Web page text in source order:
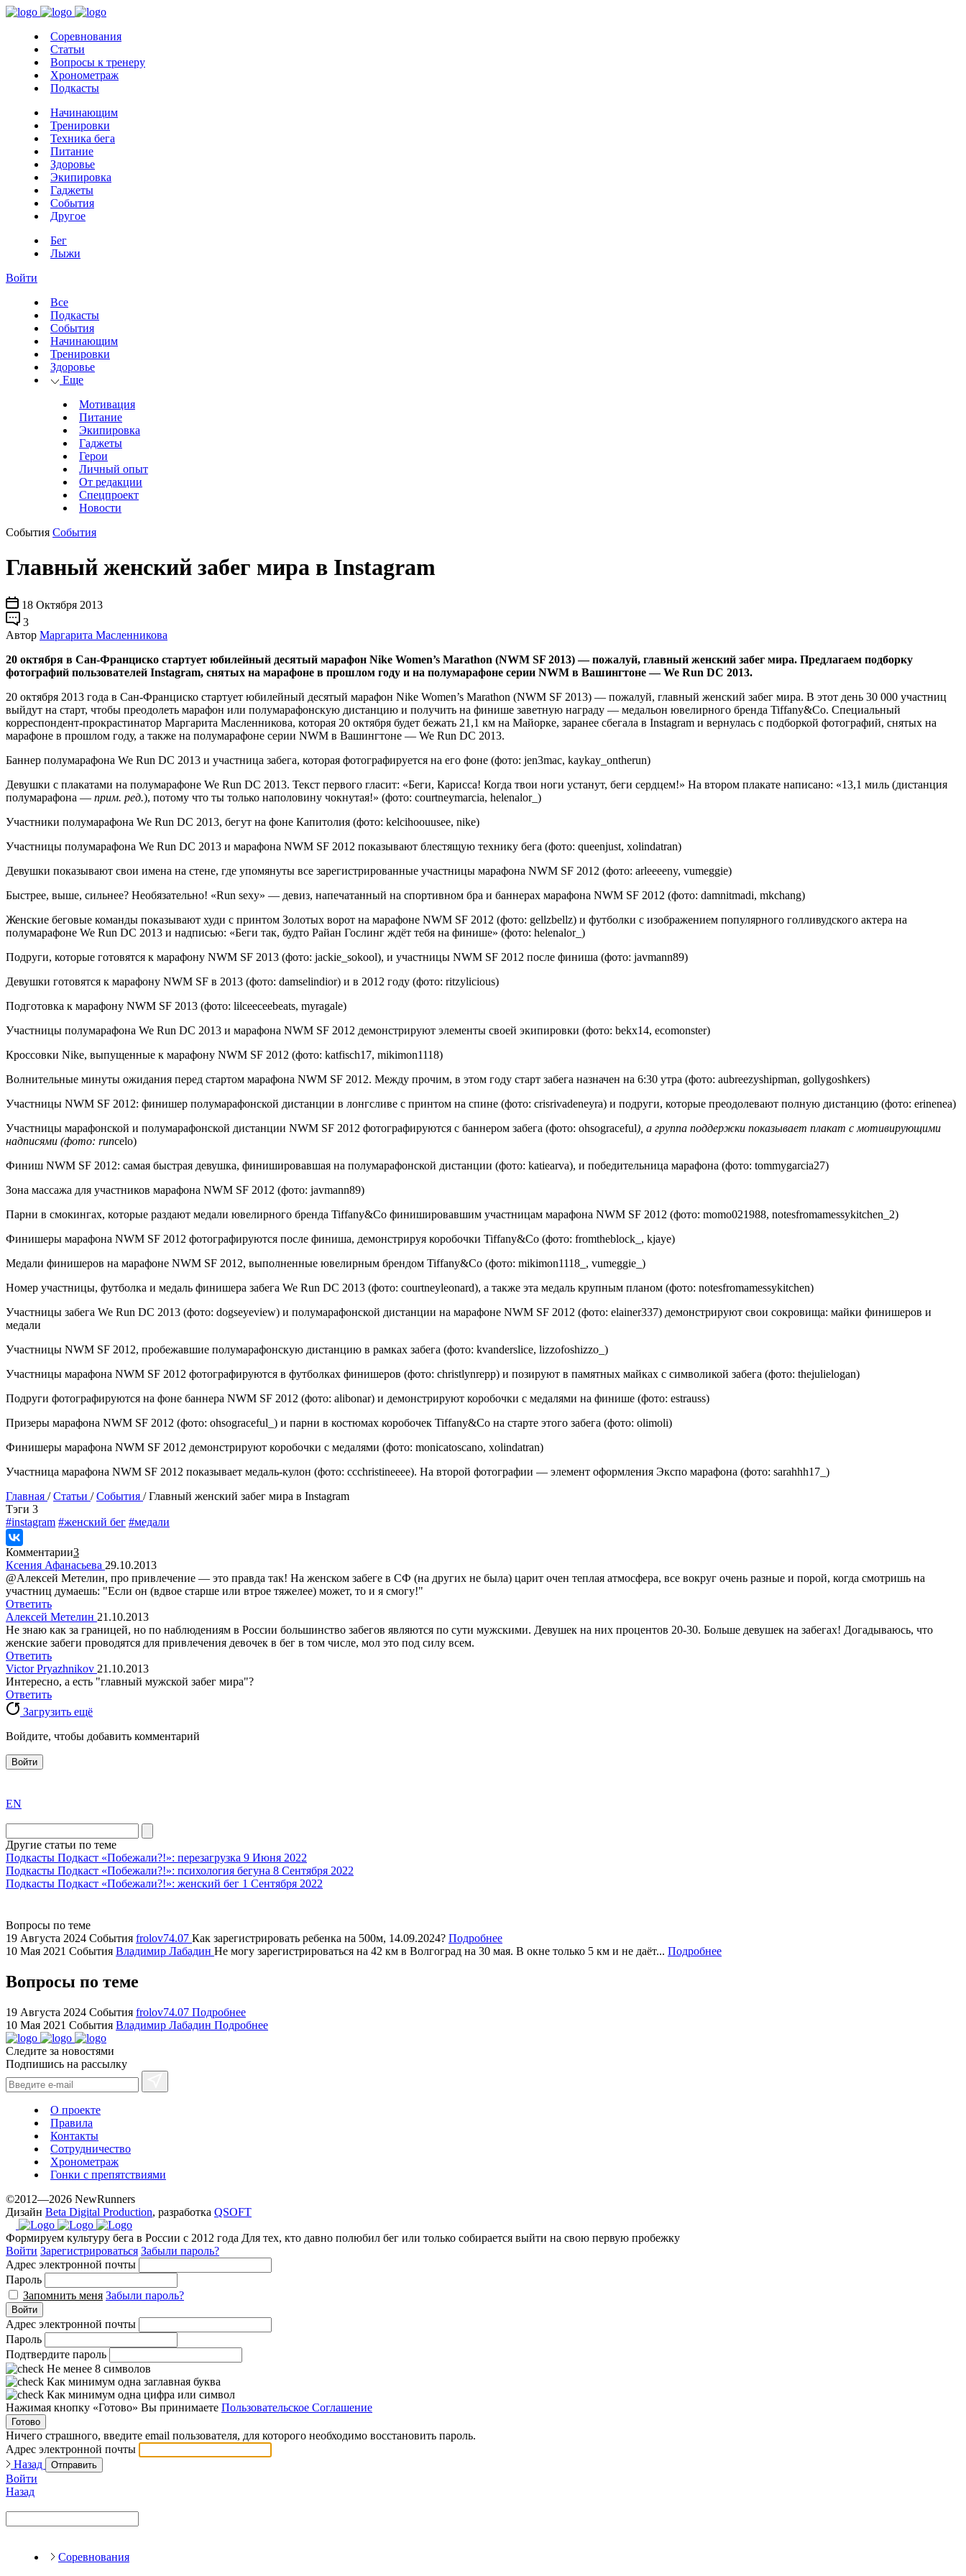
Соревнования
Статьи
Вопросы к тренеру
Хронометраж
Подкасты
Начинающим
Тренировки
Техника бега
Питание
Здоровье
Экипировка
Гаджеты
События
Другое
Бег
Лыжи
Войти
Все
Подкасты
События
Начинающим
Тренировки
Здоровье
Еще
Мотивация
Питание
Экипировка
Гаджеты
Герои
Личный опыт
От редакции
Спецпроект
Новости
События События
Главный женский забег мира в Instagram
18 Октября 2013
3
Автор Маргарита Масленникова
20 октября в Сан-Франциско стартует юбилейный десятый марафон Nike Women’s Marathon (NWM SF 2013) — пожалуй, главный женский забег мира. Предлагаем подборку
фотографий пользователей Instagram, снятых на марафоне в прошлом году и на полумарафоне серии NWM в Вашингтоне — We Run DC 2013.
20 октября 2013 года в Сан-Франциско стартует юбилейный десятый марафон Nike Women’s Marathon (NWM SF 2013) — пожалуй, главный женский забег мира. В этот день 30 000 участниц
выйдут на старт, чтобы преодолеть марафон или полумарафонскую дистанцию и получить на финише заветную награду — медальон ювелирного бренда Tiffany&Co. Специальный
корреспондент-прокрастинатор Маргарита Масленникова, которая 20 октября будет бежать 21,1 км на Майорке, заранее сбегала в Instagram и вернулась с подборкой фотографий, снятых на
марафоне в прошлом году, а также на полумарафоне серии NWM в Вашингтоне — We Run DC 2013.
Баннер полумарафона We Run DC 2013 и участница забега, которая фотографируется на его фоне (фото: jen3mac, kaykay_ontherun)
Девушки с плакатами на полумарафоне We Run DC 2013. Текст первого гласит: «Беги, Карисса! Когда твои ноги устанут, беги сердцем!» На втором плакате написано: «13,1 миль (дистанция
полумарафона — прим. ред.), потому что ты только наполовину чокнутая!» (фото: courtneymarcia, helenalor_)
Участники полумарафона We Run DC 2013, бегут на фоне Капитолия (фото: kelcihoouusee, nike)
Участницы полумарафона We Run DC 2013 и марафона NWM SF 2012 показывают блестящую технику бега (фото: queenjust, xolindatran)
Девушки показывают свои имена на стене, где упомянуты все зарегистрированные участницы марафона NWM SF 2012 (фото: arleeeeny, vumeggie)
Быстрее, выше, сильнее? Необязательно! «Run sexy» — девиз, напечатанный на спортивном бра и баннерах марафона NWM SF 2012 (фото: damnitmadi, mkchang)
Женские беговые команды показывают худи с принтом Золотых ворот на марафоне NWM SF 2012 (фото: gellzbellz) и футболки с изображением популярного голливудского актера на
полумарафоне We Run DC 2013 и надписью: «Беги так, будто Райан Гослинг ждёт тебя на финише» (фото: helenalor_)
Подруги, которые готовятся к марафону NWM SF 2013 (фото: jackie_sokool), и участницы NWM SF 2012 после финиша (фото: javmann89)
Девушки готовятся к марафону NWM SF в 2013 (фото: damselindior) и в 2012 году (фото: ritzylicious)
Подготовка к марафону NWM SF 2013 (фото: lilceeceebeats, myragale)
Участницы полумарафона We Run DC 2013 и марафона NWM SF 2012 демонстрируют элементы своей экипировки (фото: bekx14, ecomonster)
Кроссовки Nike, выпущенные к марафону NWM SF 2012 (фото: katfisch17, mikimon1118)
Волнительные минуты ожидания перед стартом марафона NWM SF 2012. Между прочим, в этом году старт забега назначен на 6:30 утра (фото: aubreezyshipman, gollygoshkers)
Участницы NWM SF 2012: финишер полумарафонской дистанции в лонгсливе с принтом на спине (фото: crisrivadeneyra) и подруги, которые преодолевают полную дистанцию (фото: erinenea)
Участницы марафонской и полумарафонской дистанции NWM SF 2012 фотографируются с баннером забега (фото: ohsograceful), а группа поддержки показывает плакат с мотивирующими
надписями (фото: runcelo)
Финиш NWM SF 2012: самая быстрая девушка, финишировавшая на полумарафонской дистанции (фото: katiearva), и победительница марафона (фото: tommygarcia27)
Зона массажа для участников марафона NWM SF 2012 (фото: javmann89)
Парни в смокингах, которые раздают медали ювелирного бренда Tiffany&Co финишировавшим участницам марафона NWM SF 2012 (фото: momo021988, notesfromamessykitchen_2)
Финишеры марафона NWM SF 2012 фотографируются после финиша, демонстрируя коробочки Tiffany&Co (фото: fromtheblock_, kjaye)
Медали финишеров на марафоне NWM SF 2012, выполненные ювелирным брендом Tiffany&Co (фото: mikimon1118_, vumeggie_)
Номер участницы, футболка и медаль финишера забега We Run DC 2013 (фото: courtneyleonard), а также эта медаль крупным планом (фото: notesfromamessykitchen)
Участницы забега We Run DC 2013 (фото: dogseyeview) и полумарафонской дистанции на марафоне NWM SF 2012 (фото: elainer337) демонстрируют свои сокровища: майки финишеров и
медали
Участницы NWM SF 2012, пробежавшие полумарафонскую дистанцию в рамках забега (фото: kvanderslice, lizzofoshizzo_)
Участницы марафона NWM SF 2012 фотографируются в футболках финишеров (фото: christlynrepp) и позируют в памятных майках с символикой забега (фото: thejulielogan)
Подруги фотографируются на фоне баннера NWM SF 2012 (фото: alibonar) и демонстрируют коробочки с медалями на финише (фото: estrauss)
Призеры марафона NWM SF 2012 (фото: ohsograceful_) и парни в костюмах коробочек Tiffany&Co на старте этого забега (фото: olimoli)
Финишеры марафона NWM SF 2012 демонстрируют коробочки с медалями (фото: monicatoscano, xolindatran)
Участница марафона NWM SF 2012 показывает медаль-кулон (фото: ccchristineeee). На второй фотографии — элемент оформления Экспо марафона (фото: sarahhh17_)
Главная /Статьи /События /Главный женский забег мира в Instagram
Tэги 3
#instagram #женский бег #медали
Комментарии3
Ксения Афанасьева 29.10.2013
@Алексей Метелин, про привлечение — это правда так! На женском забеге в СФ (на других не была) царит очен теплая атмосфера, все вокруг очень разные и порой, когда смотришь на
участниц думаешь: "Если он (вдвое старше или втрое тяжелее) может, то и я смогу!"
Ответить
Алексей Метелин 21.10.2013
Не знаю как за границей, но по наблюдениям в России большинство забегов являются по сути мужскими. Девушек на них процентов 20-30. Больше девушек на забегах! Догадываюсь, что
женские забеги проводятся для привлечения девочек в бег в том числе, мол это под силу всем.
Ответить
Victor Pryazhnikov 21.10.2013
Интересно, а есть "главный мужской забег мира"?
Ответить
Загрузить ещё
Войдите, чтобы добавить комментарий
Войти
the
division
agent
watch
replica
showcases
swiss
replica
watches
+maserati
online
for
cheap
sale.
https://ylfactoryrolex.com/
hilarity
exceptional
method.
www.yvessaintlaurent.to
prices.
EN
Другие статьи по теме
Подкасты Подкаст «Побежали?!»: перезагрузка 9 Июня 2022
Подкасты Подкаст «Побежали?!»: психология бегуна 8 Сентября 2022
Подкасты Подкаст «Побежали?!»: женский бег 1 Сентября 2022
Вопросы по теме
19 Августа 2024 События frolov74.07 Как зарегистрировать ребенка на 500м, 14.09.2024? Подробнее
10 Мая 2021 События Владимир Лабадин Не могу зарегистрироваться на 42 км в Волгоград на 30 мая. В окне только 5 км и не даёт... Подробнее
Вопросы по теме
19 Августа 2024 События frolov74.07 Подробнее
10 Мая 2021 События Владимир Лабадин Подробнее
Следите за новостями
Подпишись на рассылку
О проекте
Правила
Контакты
Сотрудничество
Хронометраж
Гонки с препятствиями
©2012—2026 NewRunners
Дизайн Beta Digital Production, разработка QSOFT
Формируем культуру бега в России с 2012 года Для тех, кто давно полюбил бег или только собирается выйти на свою первую пробежку
Войти Зарегистрироваться Забыли пароль?
Адрес электронной почты
Пароль
Запомнить меня Забыли пароль?
Войти
Адрес электронной почты
Пароль
Подтвердите пароль
Не менее 8 символов
Как минимум одна заглавная буква
Как минимум одна цифра или символ
Нажимая кнопку «Готово» Вы принимаете Пользовательское Соглашение
Готово
Ничего страшного, введите email пользователя, для которого необходимо восстановить пароль.
Адрес электронной почты
Назад
Отправить
Войти
Назад
Соревнования